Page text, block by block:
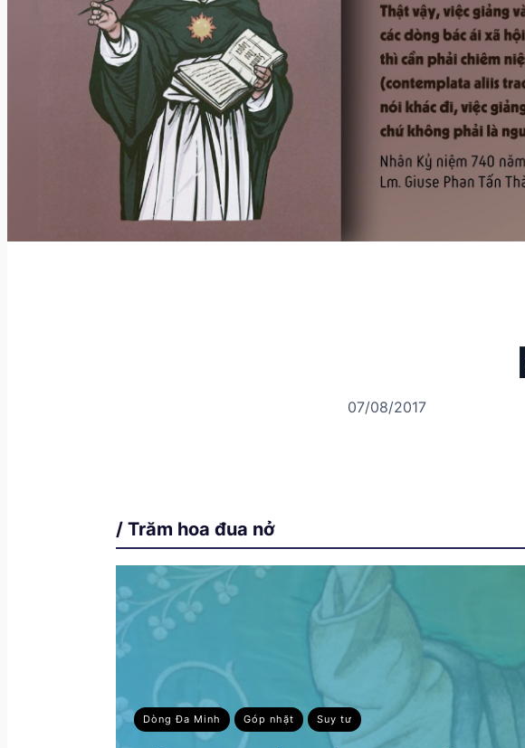
07/08/2017
/ Trăm hoa đua nở
Dòng Đa Minh Góp nhặt Suy tư